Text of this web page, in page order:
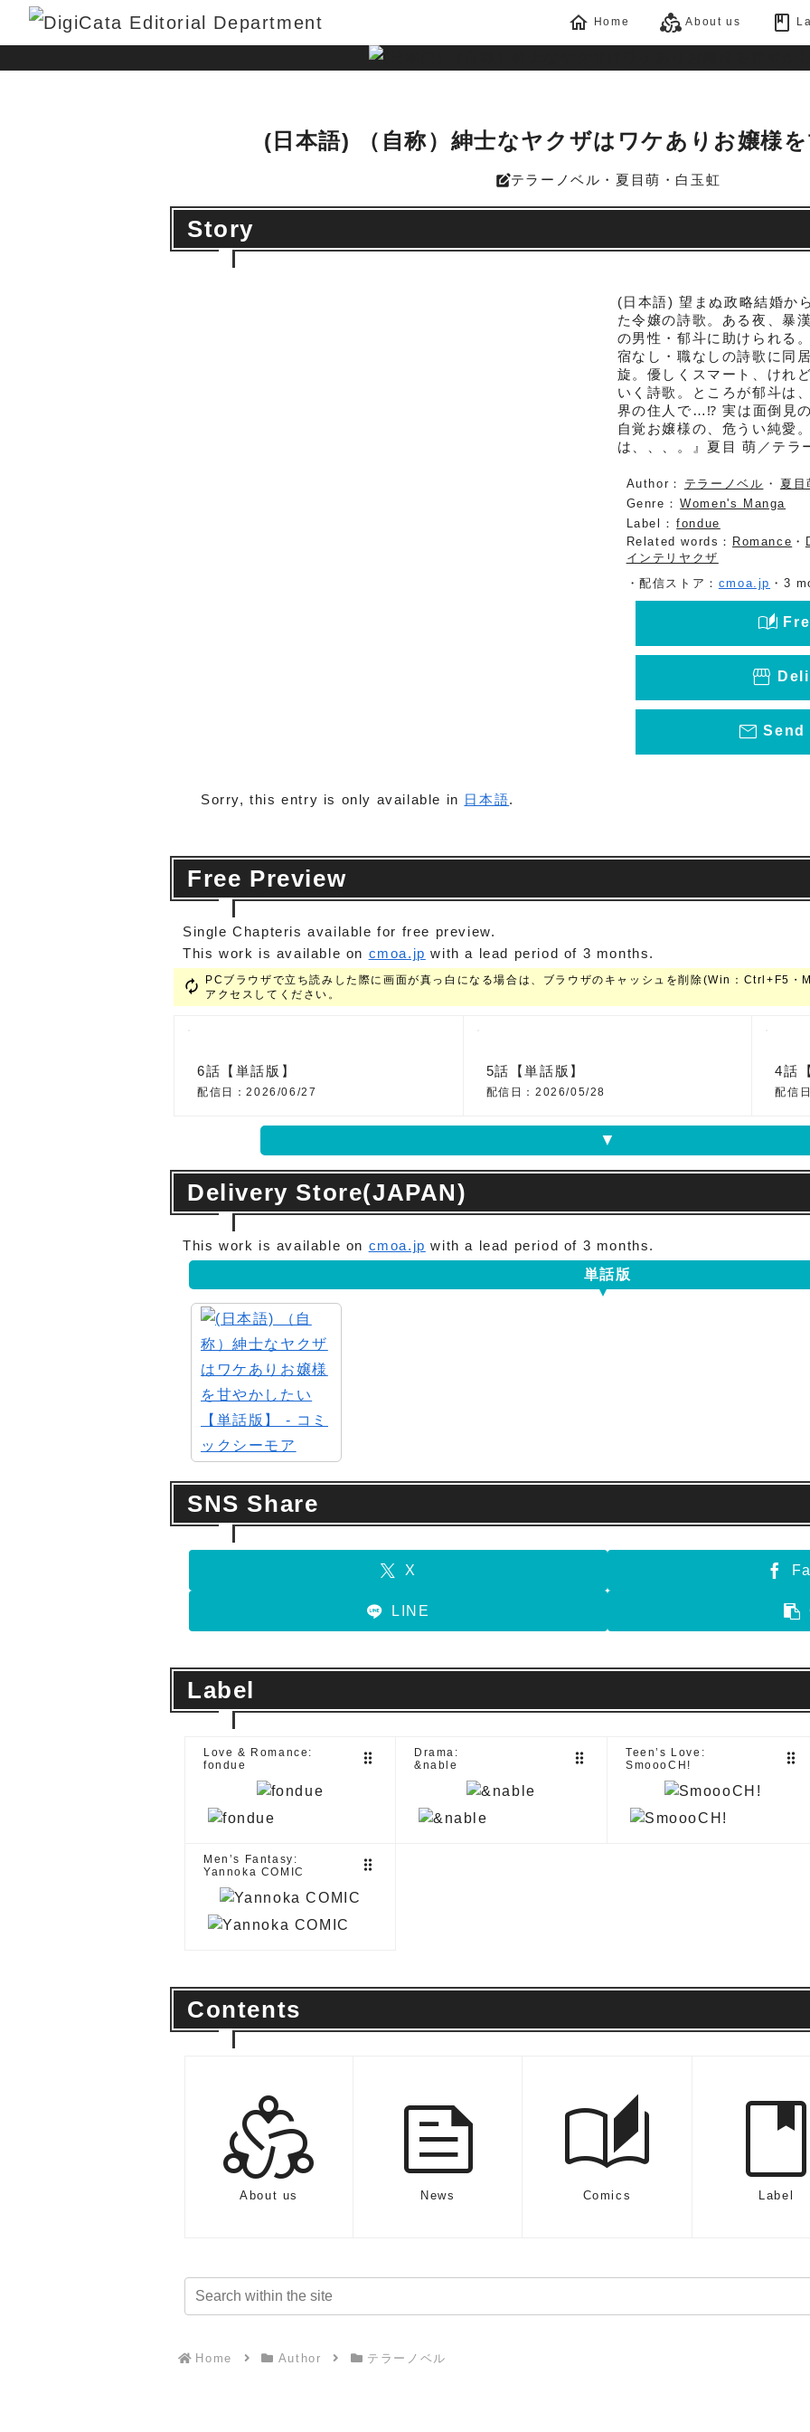
home Home diversity_2 About us book
(日本語) （自称）紳士なヤクザはワケありお嬢様
edit_squareテラーノベル・夏目萌・白玉虹
Story
(日本語) 望まぬ政略結婚か
た令嬢の詩歌。ある夜、暴
の男性・郁斗に助けられる
宿なし・職なしの詩歌に同
旋。優しくスマート、けれ
いく詩歌。ところが郁斗は
界の住人で…⁉ 実は面倒見
自覚お嬢様の、危うい純愛
は、、、。』夏目 萌／テラ
Author： テラーノベル ・ 夏目
Genre： Women's Manga
Label： fondue
Related words： Romance ・
インテリヤクザ
・配信ストア： cmoa.jp ・3
auto_stories
storefront
mail_outline Send
Sorry, this entry is only available in 日本語.
Free Preview
Single Chapteris available for free preview.
This work is available on cmoa.jp with a lead period of 3 months.
autorenew
PCブラウザで立ち読みした際に画面が真っ白になる場合は、ブラウザのキャッシュを削除(Win：Ctrl+F5
アクセスしてください。
6話【単話版】
配信日：2026/06/27
5話【単話版】
配信日：2026/05/28
4話
配信
▼
Delivery Store(JAPAN)
This work is available on cmoa.jp with a lead period of 3 months.
単話版
SNS Share
X
LINE
Label
Love & Romance:
fondue
drag_indicator
Drama:
&nable
drag_indicator
Teen’s Love:
SmoooCH!
drag_indicator
Men’s Fantasy:
Yannoka COMIC
drag_indicator
Contents
diversity_2
About us feed
News auto_stories
Comics book
Label
Home Author テラーノベル